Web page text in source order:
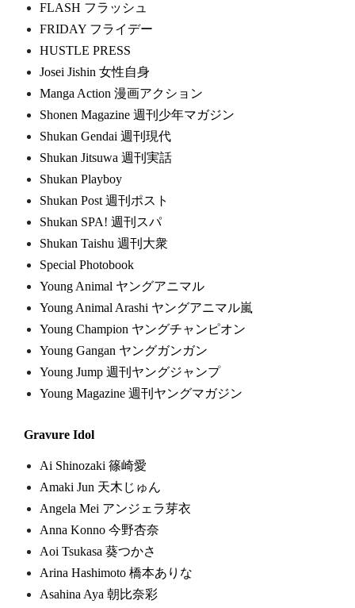
FLASH フラッシュ
FRIDAY フライデー
HUSTLE PRESS
Josei Jishin 女性自身
Manga Action 漫画アクション
Shonen Magazine 週刊少年マガジン
Shukan Gendai 週刊現代
Shukan Jitsuwa 週刊実話
Shukan Playboy
Shukan Post 週刊ポスト
Shukan SPA! 週刊スパ
Shukan Taishu 週刊大衆
Special Photobook
Young Animal ヤングアニマル
Young Animal Arashi ヤングアニマル嵐
Young Champion ヤングチャンピオン
Young Gangan ヤングガンガン
Young Jump 週刊ヤングジャンプ
Young Magazine 週刊ヤングマガジン
Gravure Idol
Ai Shinozaki 篠崎愛
Amaki Jun 天木じゅん
Angela Mei アンジェラ芽衣
Anna Konno 今野杏奈
Aoi Tsukasa 葵つかさ
Arina Hashimoto 橋本ありな
Asahina Aya 朝比奈彩